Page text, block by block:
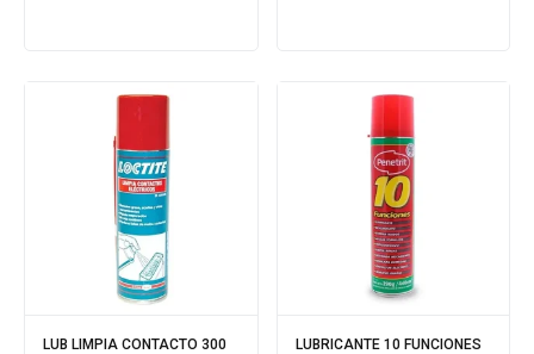
LUB LIMPIA CONTACTO 300
LUBRICANTE 10 FUNCIONES